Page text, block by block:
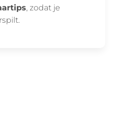
, zodat je